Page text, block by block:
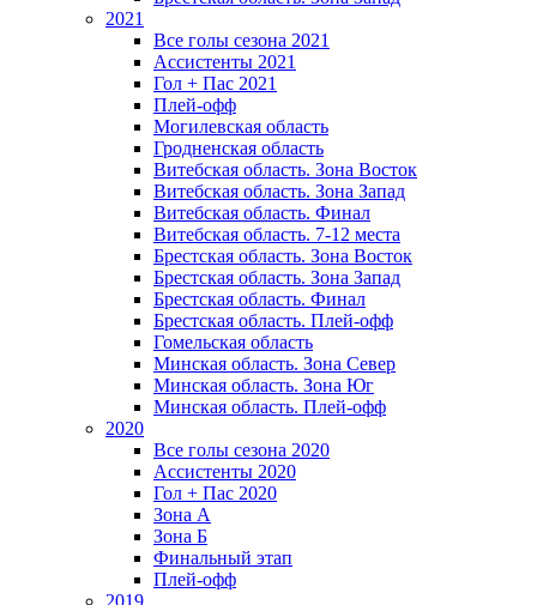
2021
Все голы сезона 2021
Ассистенты 2021
Гол + Пас 2021
Плей-офф
Могилевская область
Гродненская область
Витебская область. Зона Восток
Витебская область. Зона Запад
Витебская область. Финал
Витебская область. 7-12 места
Брестская область. Зона Восток
Брестская область. Зона Запад
Брестская область. Финал
Брестская область. Плей-офф
Гомельская область
Минская область. Зона Север
Минская область. Зона Юг
Минская область. Плей-офф
2020
Все голы сезона 2020
Ассистенты 2020
Гол + Пас 2020
Зона А
Зона Б
Финальный этап
Плей-офф
2019